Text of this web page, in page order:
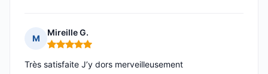
M
Mireille G.
Note : 5 sur 5
Très satisfaite J’y dors merveilleusement